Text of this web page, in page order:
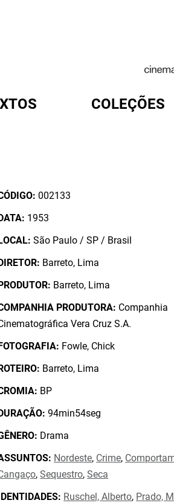
COLEÇÕES
002133
1953
São Paulo / SP / Brasil
Barreto, Lima
Barreto, Lima
PRODUTORA: Companhia
Vera Cruz S.A.
Fowle, Chick
Barreto, Lima
BP
94min54seg
Drama
Nordeste, Crime,
,Sequestro,Seca
Ruschel, Alberto, Prado,